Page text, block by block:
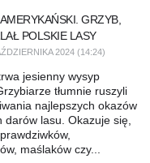
GRZYB,
POLSKIE LASY
2024 (14:24)
jesienny wysyp
tłumnie ruszyli
najlepszych okazów
darów lasu. Okazuje się,
maślaków czy...